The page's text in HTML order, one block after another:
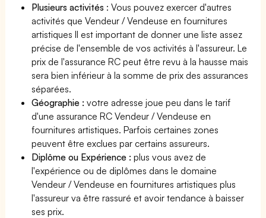
Plusieurs activités : Vous pouvez exercer d'autres
activités que Vendeur / Vendeuse en fournitures
artistiques Il est important de donner une liste assez
précise de l'ensemble de vos activités à l'assureur. Le
prix de l'assurance RC peut être revu à la hausse mais
sera bien inférieur à la somme de prix des assurances
séparées.
Géographie :votre adresse joue peu dans le tarif
d'une assurance RC Vendeur / Vendeuse en
fournitures artistiques. Parfois certaines zones
peuvent être exclues par certains assureurs.
Diplôme ou Expérience :plus vous avez de
l'expérience ou de diplômes dans le domaine
Vendeur / Vendeuse en fournitures artistiques plus
l'assureur va être rassuré et avoir tendance à baisser
ses prix.